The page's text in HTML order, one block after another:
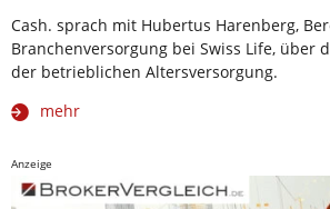
Cash. sprach mit Hubertus Harenberg,
Branchenversorgung bei Swiss Life, über
der betrieblichen Altersversorgung.
mehr
Anzeige